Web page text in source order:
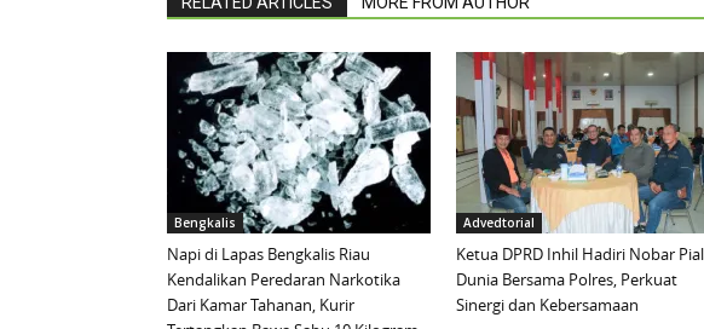
Bengkalis
Napi di Lapas Bengkalis Riau
Kendalikan Peredaran Narkotika
Dari Kamar Tahanan, Kurir
Advedtorial
Ketua DPRD Inhil Hadiri Nobar
Dunia Bersama Polres, Perkuat
Sinergi dan Kebersamaan